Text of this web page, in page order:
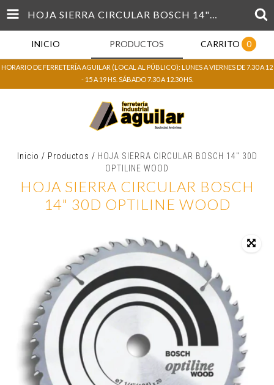
HOJA SIERRA CIRCULAR BOSCH 14" 30D OPTILINE WOOD
INICIO PRODUCTOS CARRITO 0
HORARIO DE FERRETERÍA AGUILAR (LOCAL AL PÚBLICO): LUNES A VIERNES DE 7.30 A 12
- 15 A 19 HS. SÁBADO 7.30 A 12.30 HS.
Inicio / Productos / HOJA SIERRA CIRCULAR BOSCH 14" 30D
OPTILINE WOOD
HOJA SIERRA CIRCULAR BOSCH
14" 30D OPTILINE WOOD